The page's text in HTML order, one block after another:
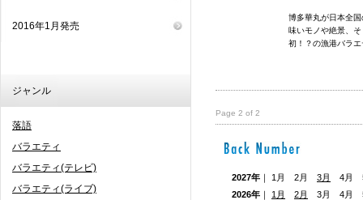
2016年1月発売
ジャンル
落語
バラエティ
バラエティ(テレビ)
バラエティ(ライブ)
博多華丸が日本全
味いモノや絶景、
初！？の漁港バラエ
Page 2 of 2
2027年 ｜ 1月 2月 3月
4月
2026年 ｜ 1月 2月
3月 4月